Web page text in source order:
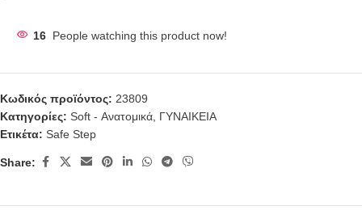
16 People watching this product now!
Κωδικός προϊόντος: 23809
Κατηγορίες: Soft - Ανατομικά ΓΥΝΑΙΚΕΙΑ
Ετικέτα: Safe Step
Share: